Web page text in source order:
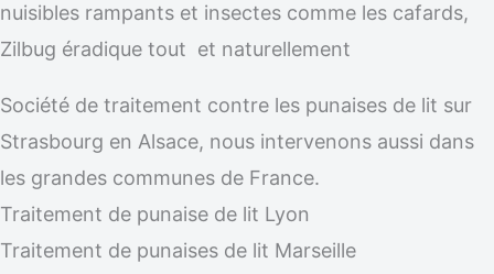
nuisibles rampants et insectes comme les cafards,
Zilbug éradique tout et naturellement
Société de traitement contre les punaises de lit sur
Strasbourg en Alsace, nous intervenons aussi dans
les grandes communes de France.
Traitement de punaise de lit Lyon
Traitement de punaises de lit Marseille